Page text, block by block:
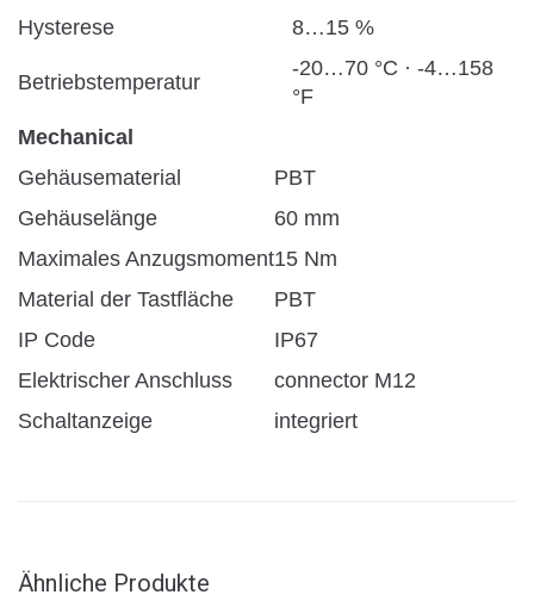
Hysterese
8…15 %
Betriebstemperatur
-20…70 °C · -4…158
°F
Mechanical
Gehäusematerial
PBT
Gehäuselänge
60 mm
Maximales Anzugsmoment15 Nm
Material der Tastfläche
PBT
IP Code
IP67
Elektrischer Anschluss
connector M12
Schaltanzeige
integriert
Ähnliche Produkte